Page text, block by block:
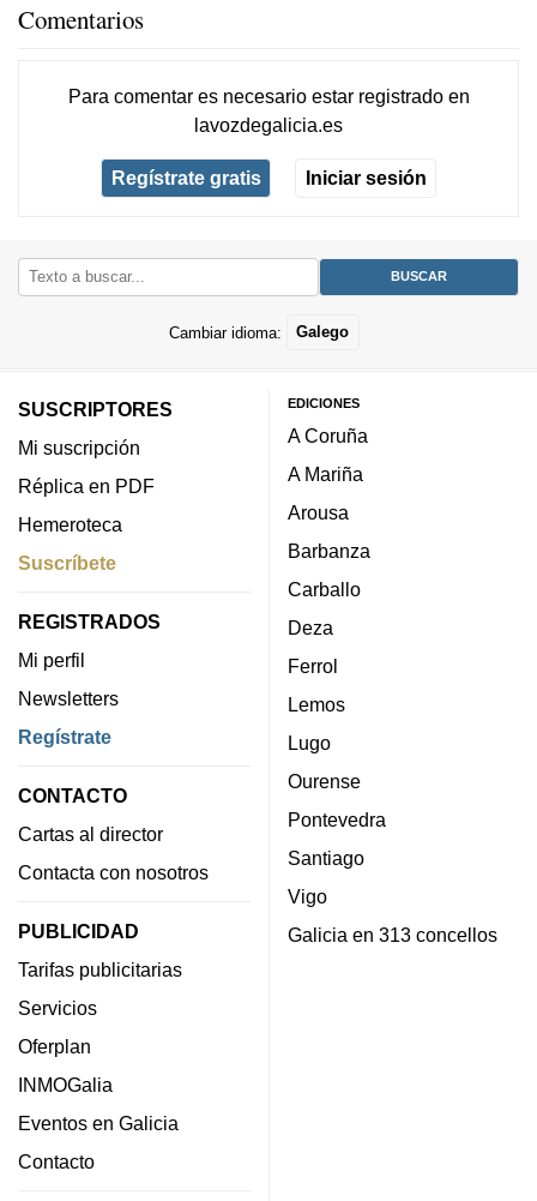
Comentarios
Para comentar es necesario estar registradoen
lavozdegalicia.es
Regístrate gratis Iniciar sesión
Cambiar idioma: Galego
SUSCRIPTORES
Mi suscripción
Réplica en PDF
Hemeroteca
Suscríbete
REGISTRADOS
Mi perfil
Newsletters
Regístrate
CONTACTO
Cartas al director
Contacta con nosotros
PUBLICIDAD
Tarifas publicitarias
Servicios
Oferplan
INMOGalia
Eventos en Galicia
Contacto
EDICIONES
A Coruña
A Mariña
Arousa
Barbanza
Carballo
Deza
Ferrol
Lemos
Lugo
Ourense
Pontevedra
Santiago
Vigo
Galicia en 313 concellos